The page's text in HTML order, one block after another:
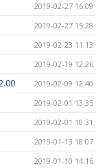
2019-02-27 16:09
2019-02-27 15:28
2019-02-23 11:13
2019-02-19 12:26
2019-02-09 12:40
2019-02-01 13:35
2019-02-01 10:31
2019-01-13 18:07
2019-01-10 14:16